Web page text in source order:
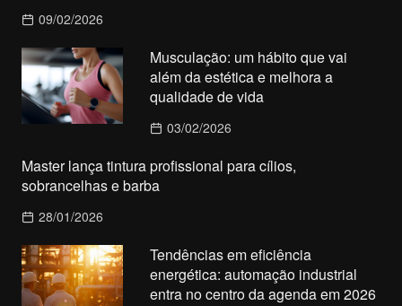
09/02/2026
Musculação: um hábito que vai
além da estética e melhora a
qualidade de vida
03/02/2026
Master lança tintura profissional para cílios,
sobrancelhas e barba
28/01/2026
Tendências em eficiência
energética: automação industrial
entra no centro da agenda em 2026